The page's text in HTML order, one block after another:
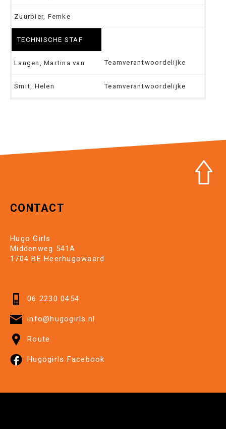
Zuurbier, Femke
TECHNISCHE STAF
Langen, Martina van Teamverantwoordelijke
Smit, Helen Teamverantwoordelijke
CONTACT
Hugo Girls
Middenweg 541A
1704 BE Heerhugowaard
06 2230 0454
info@hugogirls.nl
Route
Hugogirls Facebook